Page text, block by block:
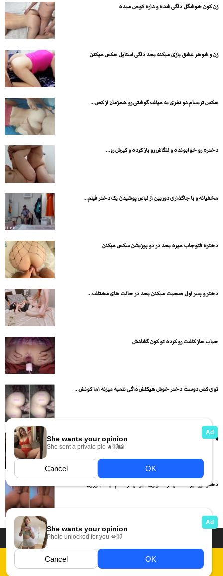
زن کون خوشگل داگی شده و داره کوص میده
زن و شوهر عشق بازی میکنه بعد داگی استایل سکس میکنن
سکس تریسام دو نفری یه میلف گوشتی رو همزمان از کص...
دختره رو خوابونده و لنگاش رو باز کرده و کیرش رو...
مخفیانه و با جاگذاری دوربین از لباس پوشیدن یک دختر فیلم...
دختره فتوجاب میره بعد در دو پوزیشن سکس میکنن
دختر و پسر اول صحبت میکنن بعد در حالت های مختلف...
حباب ساز کلفت رو کرده تو کون گشادش
توی کص دوست دختر خوش هیکلش داگی تلمبه میزنه اما کونش...
پسره دوست دخترش رو نصف شبی تو خونه خالی از کون...
دختره رو کیر کلفت پسره سواری میره پسره هم میگه جووون
دسته بندی فیلم های سکسی
داستان سکسی ایرانی
عکس سکسی ایرانی
فیلم های سکسی زهرا قوانین Report Abuse